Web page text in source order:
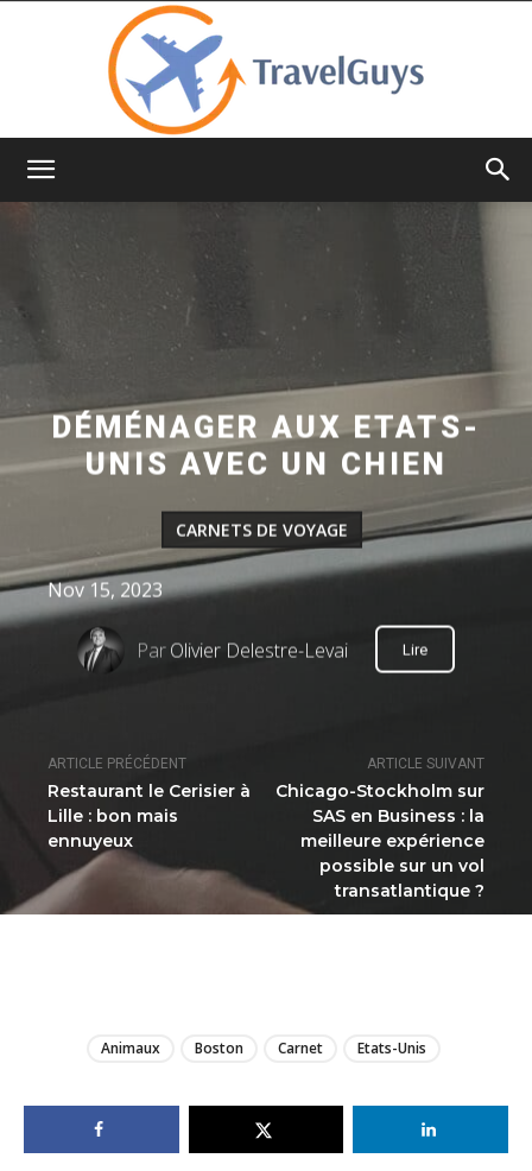
ARTICLE PRÉCÉDENT
Restaurant le Cerisier à
Lille : bon mais
ennuyeux
ARTICLE SUIVANT
Chicago-Stockholm sur
SAS en Business : la
meilleure expérience
possible sur un vol
transatlantique ?
DÉMÉNAGER AUX ETATS-
UNIS AVEC UN CHIEN
CARNETS DE VOYAGE
Nov 15, 2023
ParOlivier Delestre-Levai Lire
Animaux Boston Carnet Etats-Unis